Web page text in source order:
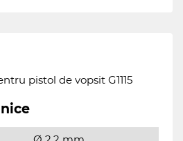
pistol de vopsit G1115